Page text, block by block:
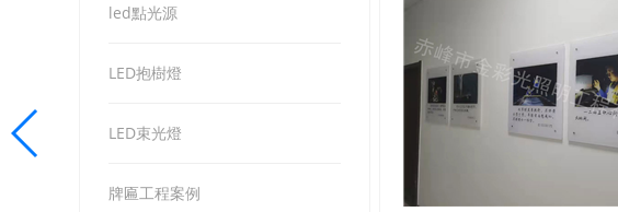
led點光源
LED抱樹燈
LED束光燈
牌匾工程案例